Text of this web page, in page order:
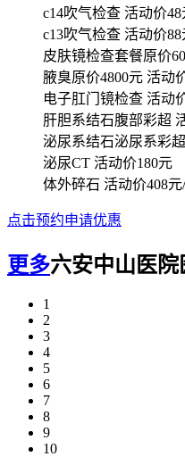
c14吹气检查 活动价48
c13吹气检查 活动价88
皮肤镜检查套餐原价
腋臭原价4800元 活动
电子肛门镜检查 活动
肝胆系结石腹部彩超
泌尿系结石泌尿系彩超
泌尿CT 活动价180元
体外碎石 活动价408元
点击预约申请优惠
更多六安中山医院
1
2
3
4
5
6
7
8
9
10